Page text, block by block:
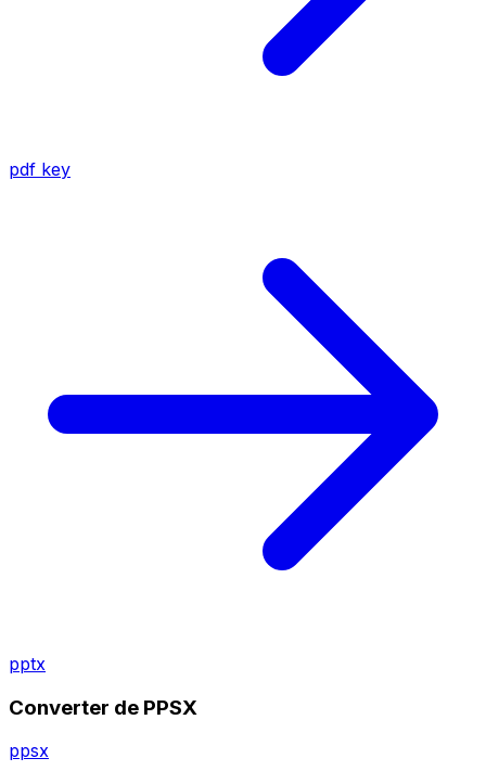
pdf key
pptx
Converter de PPSX
ppsx